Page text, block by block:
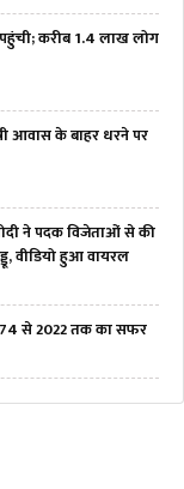
करीब 1.4 लाख लोग
आवास के बाहर धरने पर
ने पदक विजेताओं से की
वीडियो हुआ वायरल
से 2022 तक का सफर